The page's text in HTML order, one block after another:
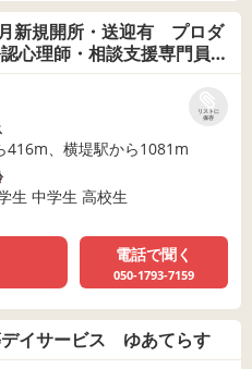
新規開所・送迎有 プロダ
心理師・相談支援専門員在
リストに
保存
416m、横堤駅から1081m
生 中学生 高校生
電話で聞く
050-1793-7159
イサービス ゆあてらす